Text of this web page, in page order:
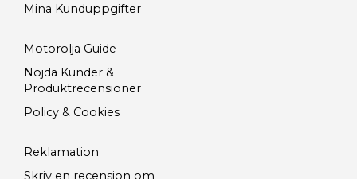
Mina Kunduppgifter
Motorolja Guide
Nöjda Kunder &
Produktrecensioner
Policy & Cookies
Reklamation
Skriv en recension om